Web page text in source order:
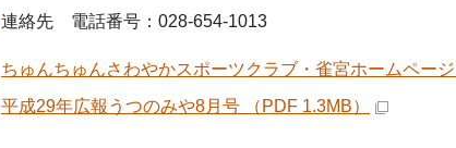
連絡先 電話番号：028-654-1013
ちゅんちゅんさわやかスポーツクラブ・雀宮ホームページ
平成29年広報うつのみや8月号 （PDF 1.3MB）